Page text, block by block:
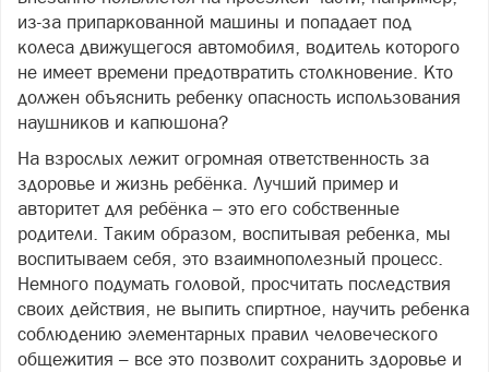
из-за припаркованной машины и попадает под
колеса движущегося автомобиля, водитель которого
не имеет времени предотвратить столкновение. Кто
должен объяснить ребенку опасность использования
наушников и капюшона?
На взрослых лежит огромная ответственность за
здоровье и жизнь ребёнка. Лучший пример и
авторитет для ребёнка – это его собственные
родители. Таким образом, воспитывая ребенка, мы
воспитываем себя, это взаимнополезный процесс.
Немного подумать головой, просчитать последствия
своих действия, не выпить спиртное, научить ребенка
соблюдению элементарных правил человеческого
общежития – все это позволит сохранить здоровье и